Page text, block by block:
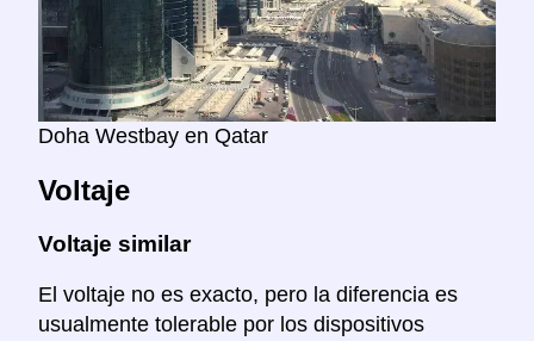
Doha Westbay en Qatar
Voltaje
Voltaje similar
El voltaje no es exacto, pero la diferencia es
usualmente tolerable por los dispositivos